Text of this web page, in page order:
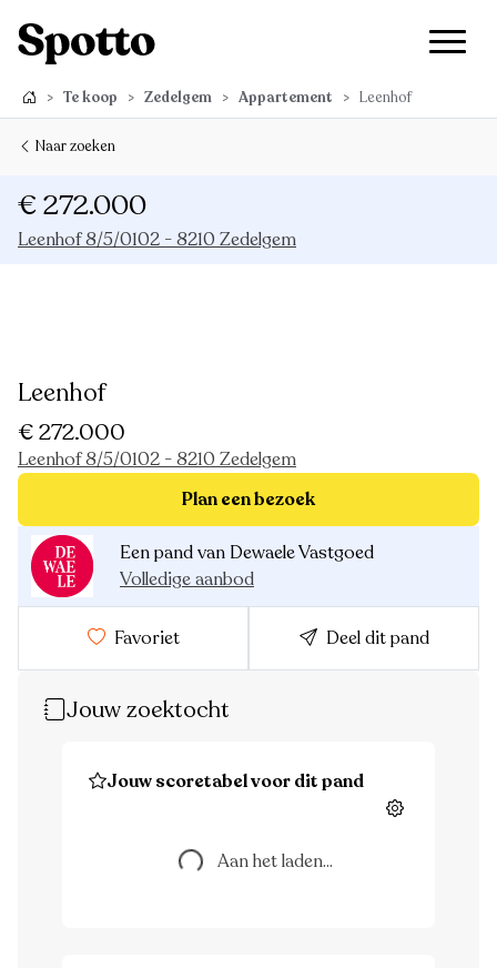
> Te koop > Zedelgem > Appartement > Leenhof
Naar zoeken
€ 272.000
Leenhof 8/5/0102 - 8210 Zedelgem
Leenhof
€ 272.000
Leenhof 8/5/0102 - 8210 Zedelgem
Plan een bezoek
Een pand van Dewaele Vastgoed
Volledige aanbod
Favoriet Deel dit pand
Jouw zoektocht
Jouw scoretabel voor dit pand
Instellingen
Aan het laden...Aan het laden...